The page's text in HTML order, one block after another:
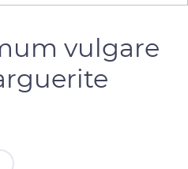
vulgare